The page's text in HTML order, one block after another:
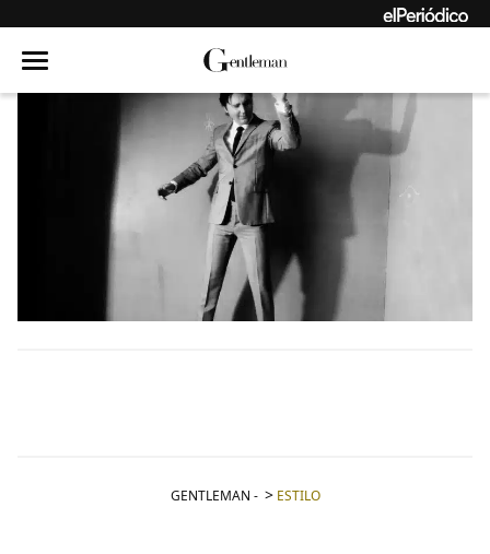
GENTLEMAN - ESTILO